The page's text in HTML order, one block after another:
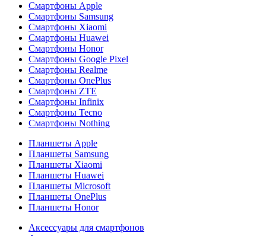
Смартфоны Apple
Смартфоны Samsung
Смартфоны Xiaomi
Смартфоны Huawei
Смартфоны Honor
Смартфоны Google Pixel
Смартфоны Realme
Смартфоны OnePlus
Смартфоны ZTE
Смартфоны Infinix
Смартфоны Tecno
Смартфоны Nothing
Планшеты Apple
Планшеты Samsung
Планшеты Xiaomi
Планшеты Huawei
Планшеты Microsoft
Планшеты OnePlus
Планшеты Honor
Аксессуары для смартфонов